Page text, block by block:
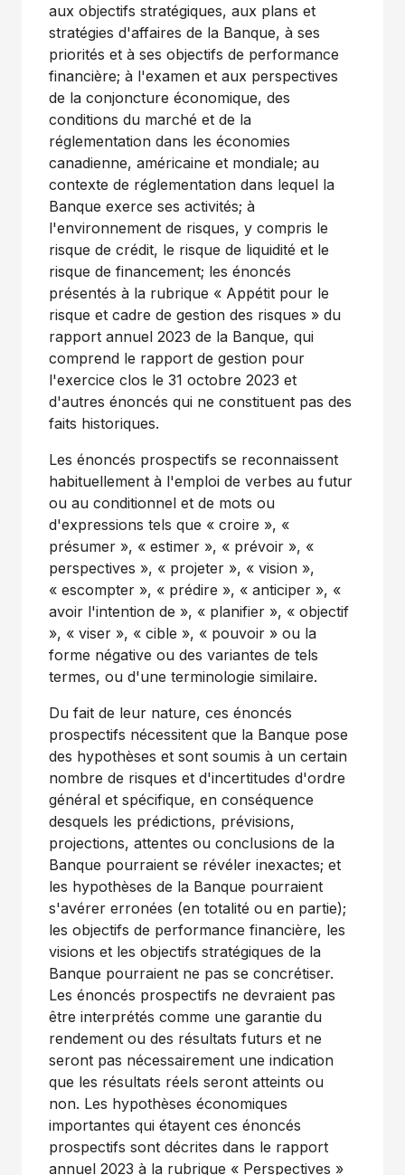
aux objectifs stratégiques, aux plans et
stratégies d'affaires de la Banque, à ses
priorités et à ses objectifs de performance
financière; à l'examen et aux perspectives
de la conjoncture économique, des
conditions du marché et de la
réglementation dans les économies
canadienne, américaine et mondiale; au
contexte de réglementation dans lequel la
Banque exerce ses activités; à
l'environnement de risques, y compris le
risque de crédit, le risque de liquidité et le
risque de financement; les énoncés
présentés à la rubrique « Appétit pour le
risque et cadre de gestion des risques » du
rapport annuel 2023 de la Banque, qui
comprend le rapport de gestion pour
l'exercice clos le 31 octobre 2023 et
d'autres énoncés qui ne constituent pas des
faits historiques.
Les énoncés prospectifs se reconnaissent
habituellement à l'emploi de verbes au futur
ou au conditionnel et de mots ou
d'expressions tels que « croire », «
présumer », « estimer », « prévoir », «
perspectives », « projeter », « vision »,
« escompter », « prédire », « anticiper », «
avoir l'intention de », « planifier », « objectif
», « viser », « cible », « pouvoir » ou la
forme négative ou des variantes de tels
termes, ou d'une terminologie similaire.
Du fait de leur nature, ces énoncés
prospectifs nécessitent que la Banque pose
des hypothèses et sont soumis à un certain
nombre de risques et d'incertitudes d'ordre
général et spécifique, en conséquence
desquels les prédictions, prévisions,
projections, attentes ou conclusions de la
Banque pourraient se révéler inexactes; et
les hypothèses de la Banque pourraient
s'avérer erronées (en totalité ou en partie);
les objectifs de performance financière, les
visions et les objectifs stratégiques de la
Banque pourraient ne pas se concrétiser.
Les énoncés prospectifs ne devraient pas
être interprétés comme une garantie du
rendement ou des résultats futurs et ne
seront pas nécessairement une indication
que les résultats réels seront atteints ou
non. Les hypothèses économiques
importantes qui étayent ces énoncés
prospectifs sont décrites dans le rapport
annuel 2023 à la rubrique « Perspectives »